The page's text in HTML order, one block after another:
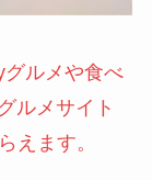
ルメや食べ
ルメサイト
えます。